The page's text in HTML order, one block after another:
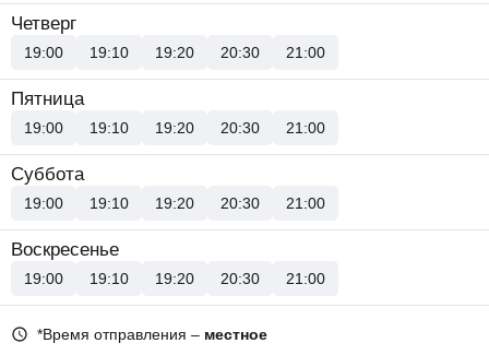
Четверг
19:00 19:10 19:20 20:30 21:00
Пятница
19:00 19:10 19:20 20:30 21:00
Суббота
19:00 19:10 19:20 20:30 21:00
Воскресенье
19:00 19:10 19:20 20:30 21:00
*Время отправления – местное